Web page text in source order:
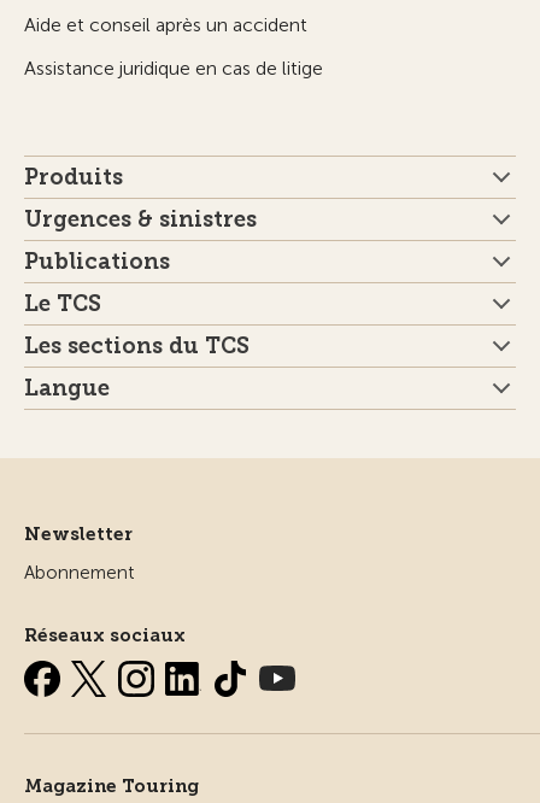
Aide et conseil après un accident
Assistance juridique en cas de litige
Produits
Urgences & sinistres
Publications
Le TCS
Les sections du TCS
Langue
Newsletter
Abonnement
Réseaux sociaux
Magazine Touring